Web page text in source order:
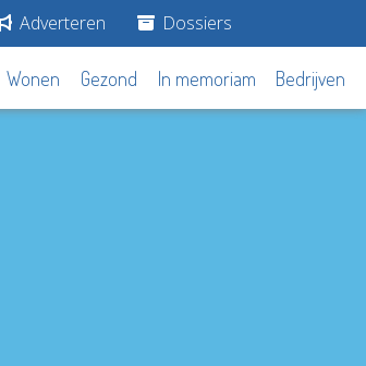
Adverteren Dossiers
Wonen Gezond In memoriam Bedrijven